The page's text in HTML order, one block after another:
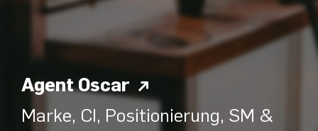
Agent Oscar
Marke, CI, Positionierung, SM &